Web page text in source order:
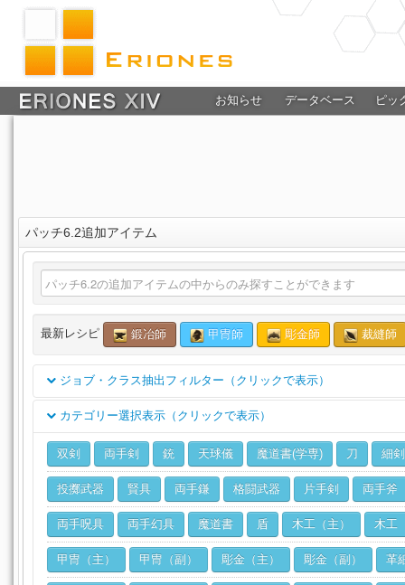
お知らせ データベース ピッ
パッチ6.2追加アイテム
最新レシピ 鍛冶師 甲冑師 彫金師 裁縫師
ジョブ・クラス抽出フィルター（クリックで表示）
クラス
ジョブ
カテゴリー選択表示（クリックで表示）
双剣 両手剣 銃 天球儀 魔道書(学専) 刀 細剣
投擲武器 賢具 両手鎌 格闘武器 片手剣 両手斧
両手呪具 両手幻具 魔道書 盾 木工（主） 木工
甲冑（主） 甲冑（副） 彫金（主） 彫金（副） 革